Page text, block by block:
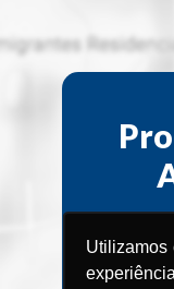
Utilizamos